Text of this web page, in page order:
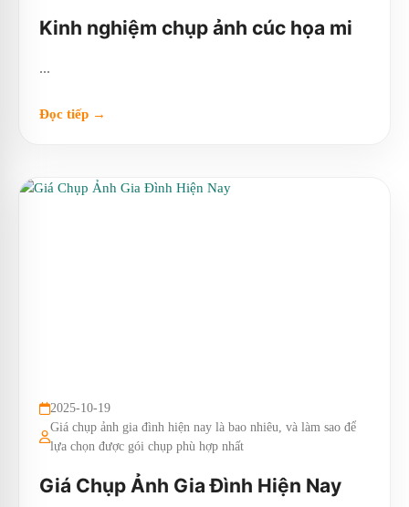
Kinh nghiệm chụp ảnh cúc họa mi
...
Đọc tiếp →
2025-10-19
Giá chụp ảnh gia đình hiện nay là bao nhiêu, và làm sao để
lựa chọn được gói chụp phù hợp nhất
Giá Chụp Ảnh Gia Đình Hiện Nay